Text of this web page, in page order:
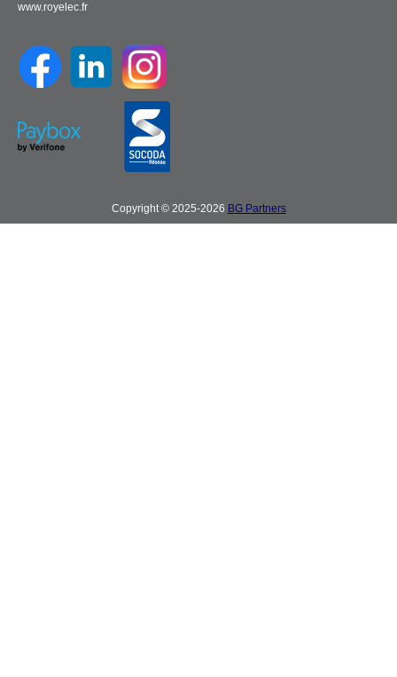
www.royelec.fr
Copyright © 2025-2026 BG Partners